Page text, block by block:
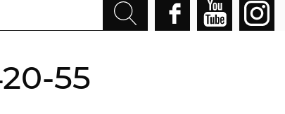
55